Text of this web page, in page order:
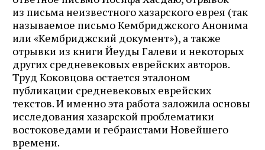
из письма неизвестного хазарского еврея (так
называемое письмо Кембриджского Анонима
или «Кембриджский документ»), а также
отрывки из книги Йеуды Галеви и некоторых
других средневековых еврейских авторов.
Труд Коковцова остается эталоном
публикации средневековых еврейских
текстов. И именно эта работа заложила основы
исследования хазарской проблематики
востоковедами и гебраистами Новейшего
времени.